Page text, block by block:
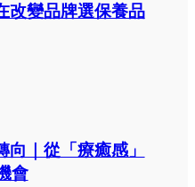
改變品牌選保養品
｜從「療癒感」
會